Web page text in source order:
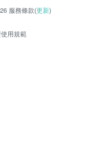
服務條款(更新)
用規範